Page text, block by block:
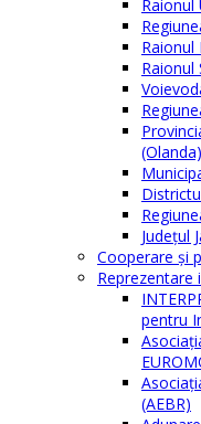
Raionul
Raionul
Raionul
(Olanda)
Judeţul
Cooperare şi
Reprezentare
pentru
(AEBR)